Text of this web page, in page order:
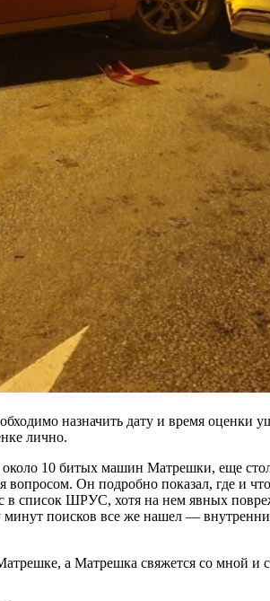
назначить дату и время оценки
лично.
10 битых машин Матрешки, еще
Он подробно показал, где и
список ШРУС, хотя на нем явных
минут поисков все же нашел —
а Матрешка свяжется со мной и